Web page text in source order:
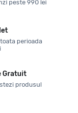
peste 990 lei
perioada
Gratuit
produsul